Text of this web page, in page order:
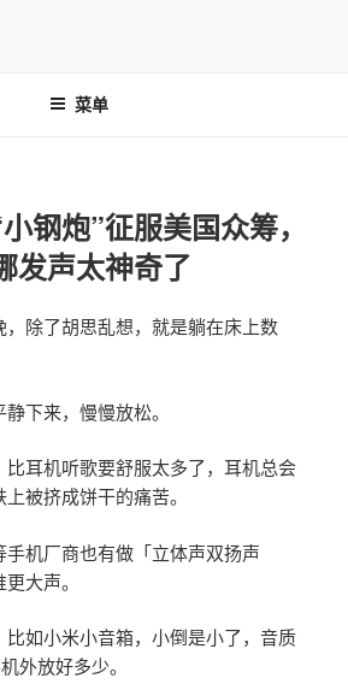
菜单
钢炮”征服美国众筹，
发声太神奇了
除了胡思乱想，就是躺在床上数
下来，慢慢放松。
耳机听歌要舒服太多了，耳机总会
被挤成饼干的痛苦。
机厂商也有做「立体声双扬声
大声。
如小米小音箱，小倒是小了，音质
外放好多少。